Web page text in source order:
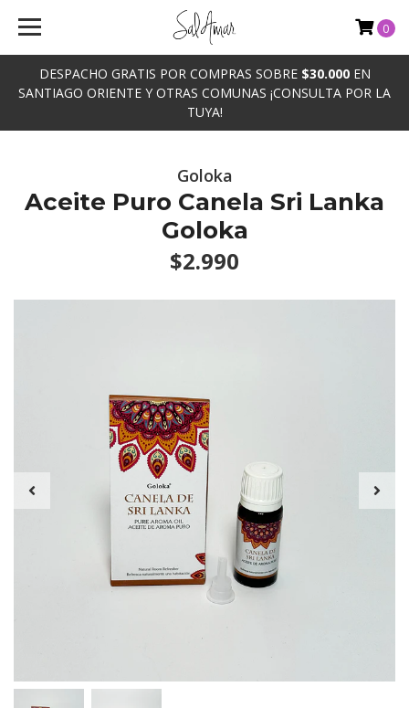
DESPACHO GRATIS POR COMPRAS SOBRE $30.000EN
SANTIAGO ORIENTE Y OTRAS COMUNAS ¡CONSULTA POR LA
TUYA!
0
Goloka
Aceite Puro Canela Sri Lanka
Goloka
$2.990